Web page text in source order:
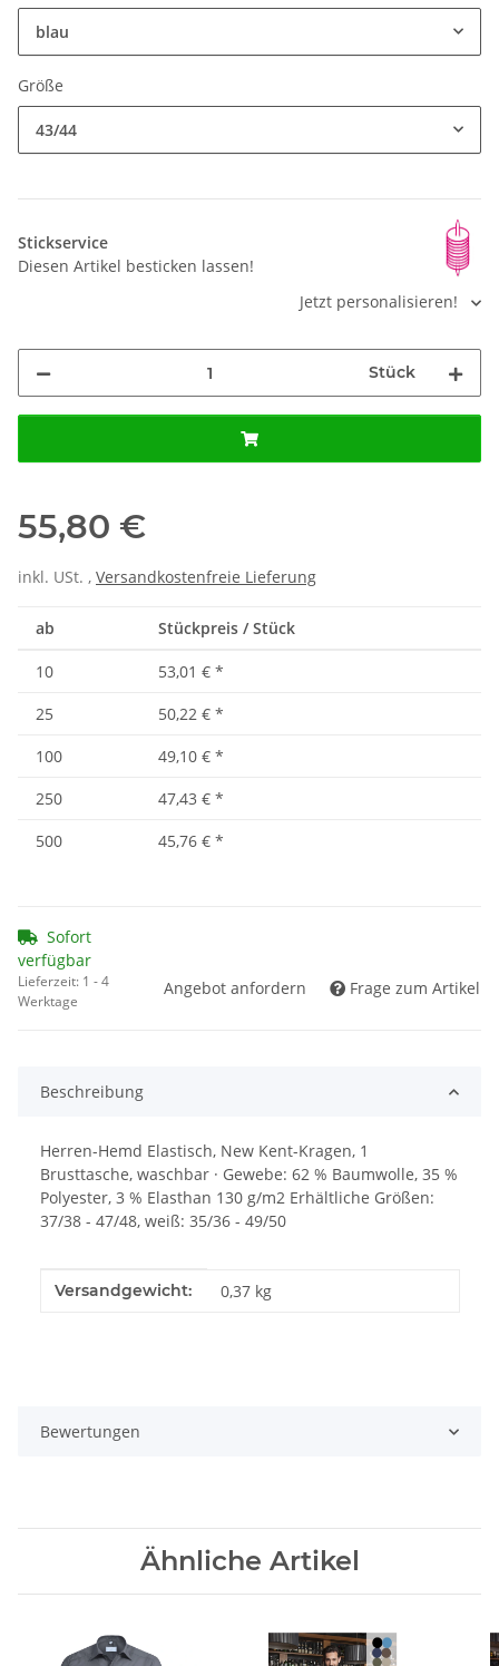
blau
Größe
43/44
Stickservice
Diesen Artikel besticken lassen!
Jetzt personalisieren!
Stück
55,80 €
inkl. USt. , Versandkostenfreie Lieferung
ab Stückpreis / Stück
10 53,01 € *
25
50,22 € *
100
49,10 € *
250
47,43 € *
500
45,76 € *
Sofort
verfügbar
Lieferzeit: 1 - 4
Werktage
Angebot anfordern Frage zum Artikel
Beschreibung
Herren-Hemd Elastisch, New Kent-Kragen, 1
Brusttasche, waschbar · Gewebe: 62 % Baumwolle, 35 %
Polyester, 3 % Elasthan 130 g/m2 Erhältliche Größen:
37/38 - 47/48, weiß: 35/36 - 49/50
Produkteigenschaft
Wert
Versandgewicht: 0,37 kg
Bewertungen
Ähnliche Artikel